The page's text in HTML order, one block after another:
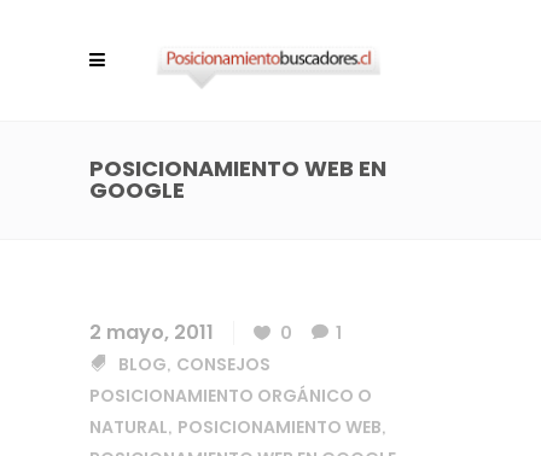
POSICIONAMIENTO WEB EN
GOOGLE
2 mayo, 2011 0
1
BLOG, CONSEJOS
POSICIONAMIENTO ORGÁNICO O
NATURAL, POSICIONAMIENTO WEB,